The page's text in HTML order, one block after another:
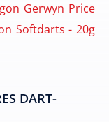
Gerwyn Price
Softdarts - 20g
DART-